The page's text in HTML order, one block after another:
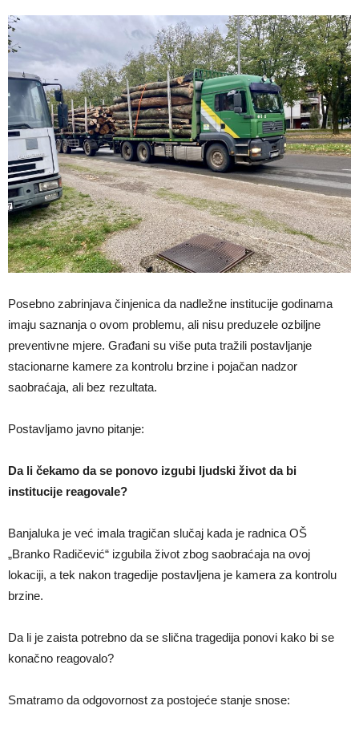
Posebno zabrinjava činjenica da nadležne institucije godinama
imaju saznanja o ovom problemu, ali nisu preduzele ozbiljne
preventivne mjere. Građani su više puta tražili postavljanje
stacionarne kamere za kontrolu brzine i pojačan nadzor
saobraćaja, ali bez rezultata.
Postavljamo javno pitanje:
Da li čekamo da se ponovo izgubi ljudski život da bi
institucije reagovale?
Banjaluka je već imala tragičan slučaj kada je radnica OŠ
„Branko Radičević“ izgubila život zbog saobraćaja na ovoj
lokaciji, a tek nakon tragedije postavljena je kamera za kontrolu
brzine.
Da li je zaista potrebno da se slična tragedija ponovi kako bi se
konačno reagovalo?
Smatramo da odgovornost za postojeće stanje snose: